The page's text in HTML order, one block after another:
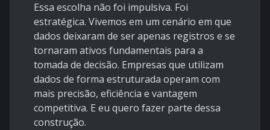
Essa escolha não foi impulsiva. Foi
estratégica. Vivemos em um cenário em que
dados deixaram de ser apenas registros e se
tornaram ativos fundamentais para a
tomada de decisão. Empresas que utilizam
dados de forma estruturada operam com
mais precisão, eficiência e vantagem
competitiva. E eu quero fazer parte dessa
construção.